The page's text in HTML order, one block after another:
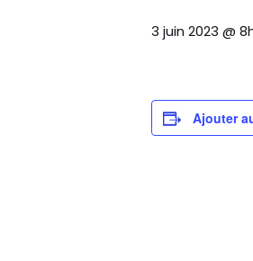
3 juin 2023 @
Ajouter